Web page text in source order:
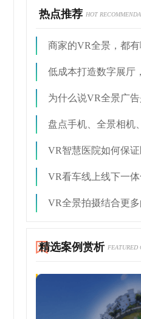
热点推荐 HOT
商家的VR全景，都
精选案例赏析 FEATURED